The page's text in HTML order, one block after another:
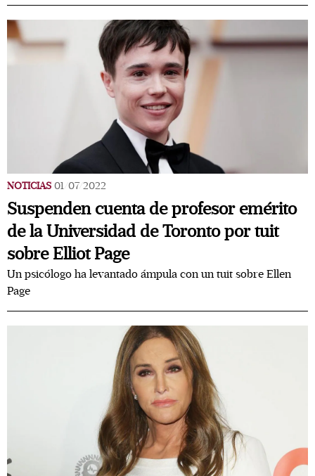
NOTICIAS 01/07/2022
Suspenden cuenta de profesor emérito
de la Universidad de Toronto por tuit
sobre Elliot Page
Un psicólogo ha levantado ámpula con un tuit sobre Ellen
Page